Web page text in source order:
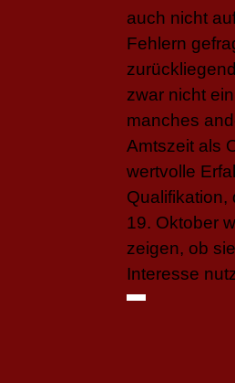
auch nicht
Fehlern
zwar nicht
manches
Amtszeit als
wertvolle
19. Oktober
zeigen, ob
Interesse